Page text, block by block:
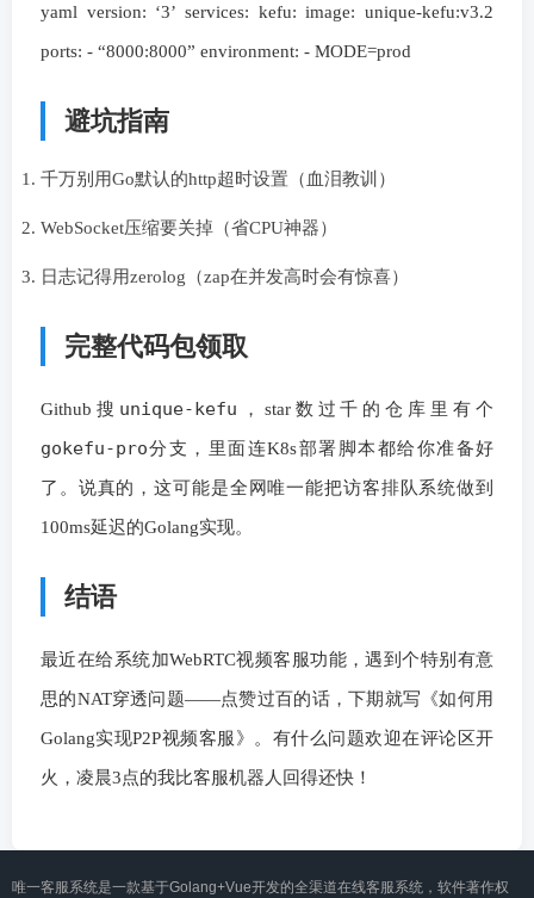
yaml version: ‘3’ services: kefu: image: unique-kefu:v3.2
ports: - “8000:8000” environment: - MODE=prod
避坑指南
千万别用Go默认的http超时设置（血泪教训）
WebSocket压缩要关掉（省CPU神器）
日志记得用zerolog（zap在并发高时会有惊喜）
完整代码包领取
Github搜 unique-kefu ，star数过千的仓库里有个
gokefu-pro分支，里面连K8s部署脚本都给你准备好
了。说真的，这可能是全网唯一能把访客排队系统做到
100ms延迟的Golang实现。
结语
最近在给系统加WebRTC视频客服功能，遇到个特别有意
思的NAT穿透问题——点赞过百的话，下期就写《如何用
Golang实现P2P视频客服》。有什么问题欢迎在评论区开
火，凌晨3点的我比客服机器人回得还快！
唯一客服系统是一款基于Golang+Vue开发的全渠道在线客服系统，软件著作权